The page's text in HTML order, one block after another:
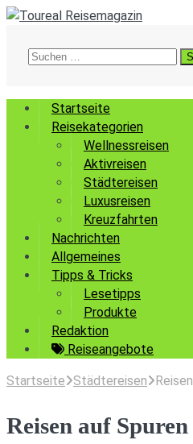
Suchen
Startseite
Reisekategorien
Wellnessreisen
Aktivreisen
Städtereisen
Luxusreisen
Kreuzfahrten
Nachrichten
Allgemeines
Tipps & Tricks
Lesetipps
Produkte
Redaktion
Reiseangebote
Startseite Städtereisen
Reisen auf